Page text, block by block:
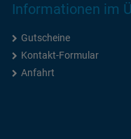
Informationen im
Gutscheine
Kontakt-Formular
Anfahrt